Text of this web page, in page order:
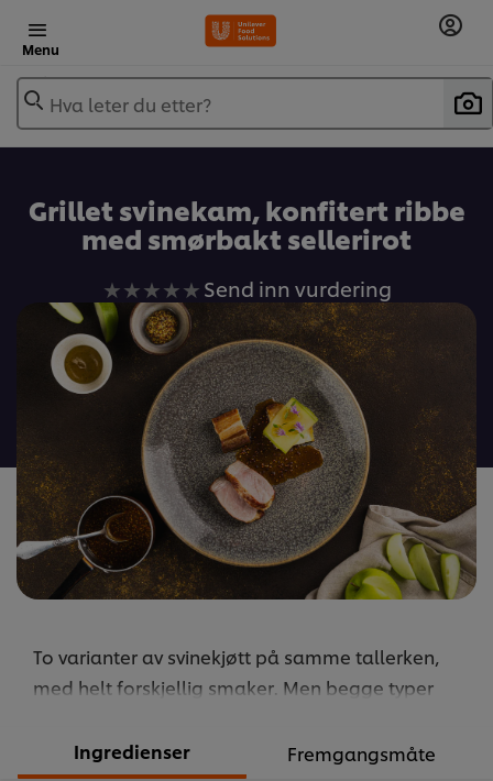
Menu
Hva leter du etter?
Grillet svinekam, konfitert ribbe
med smørbakt sellerirot
Ingen
vurderinger
sendt
inn
for
denne
recipe
Send inn vurdering
To varianter av svinekjøtt på samme tallerken,
med helt forskjellig smaker. Men begge typer
syltede eplet
Ingredienser Fremgangsmåte